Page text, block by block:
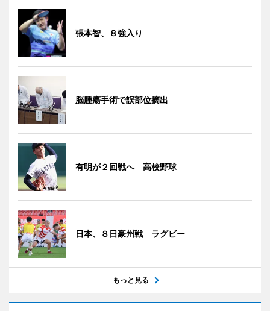
張本智、８強入り
脳腫瘍手術で誤部位摘出
有明が２回戦へ 高校野球
日本、８日豪州戦 ラグビー
もっと見る